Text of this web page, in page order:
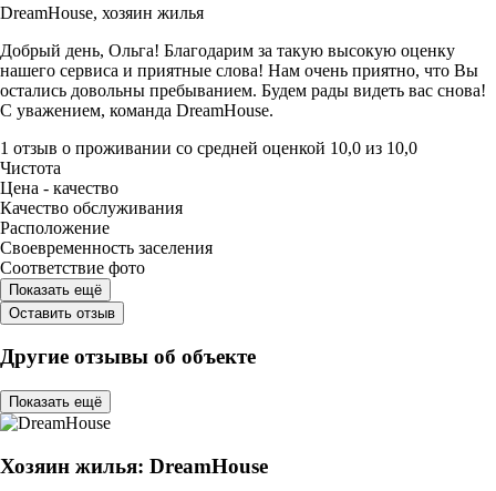
DreamHouse, хозяин жилья
Добрый день, Ольга! Благодарим за такую высокую оценку
нашего сервиса и приятные слова! Нам очень приятно, что Вы
остались довольны пребыванием. Будем рады видеть вас снова!
С уважением, команда DreamHouse.
1 отзыв о проживании со средней оценкой 10,0 из 10,0
Чистота
Цена - качество
Качество обслуживания
Расположение
Своевременность заселения
Соответствие фото
Показать ещё
Оставить отзыв
Другие отзывы об объекте
Показать ещё
Хозяин жилья: DreamHouse